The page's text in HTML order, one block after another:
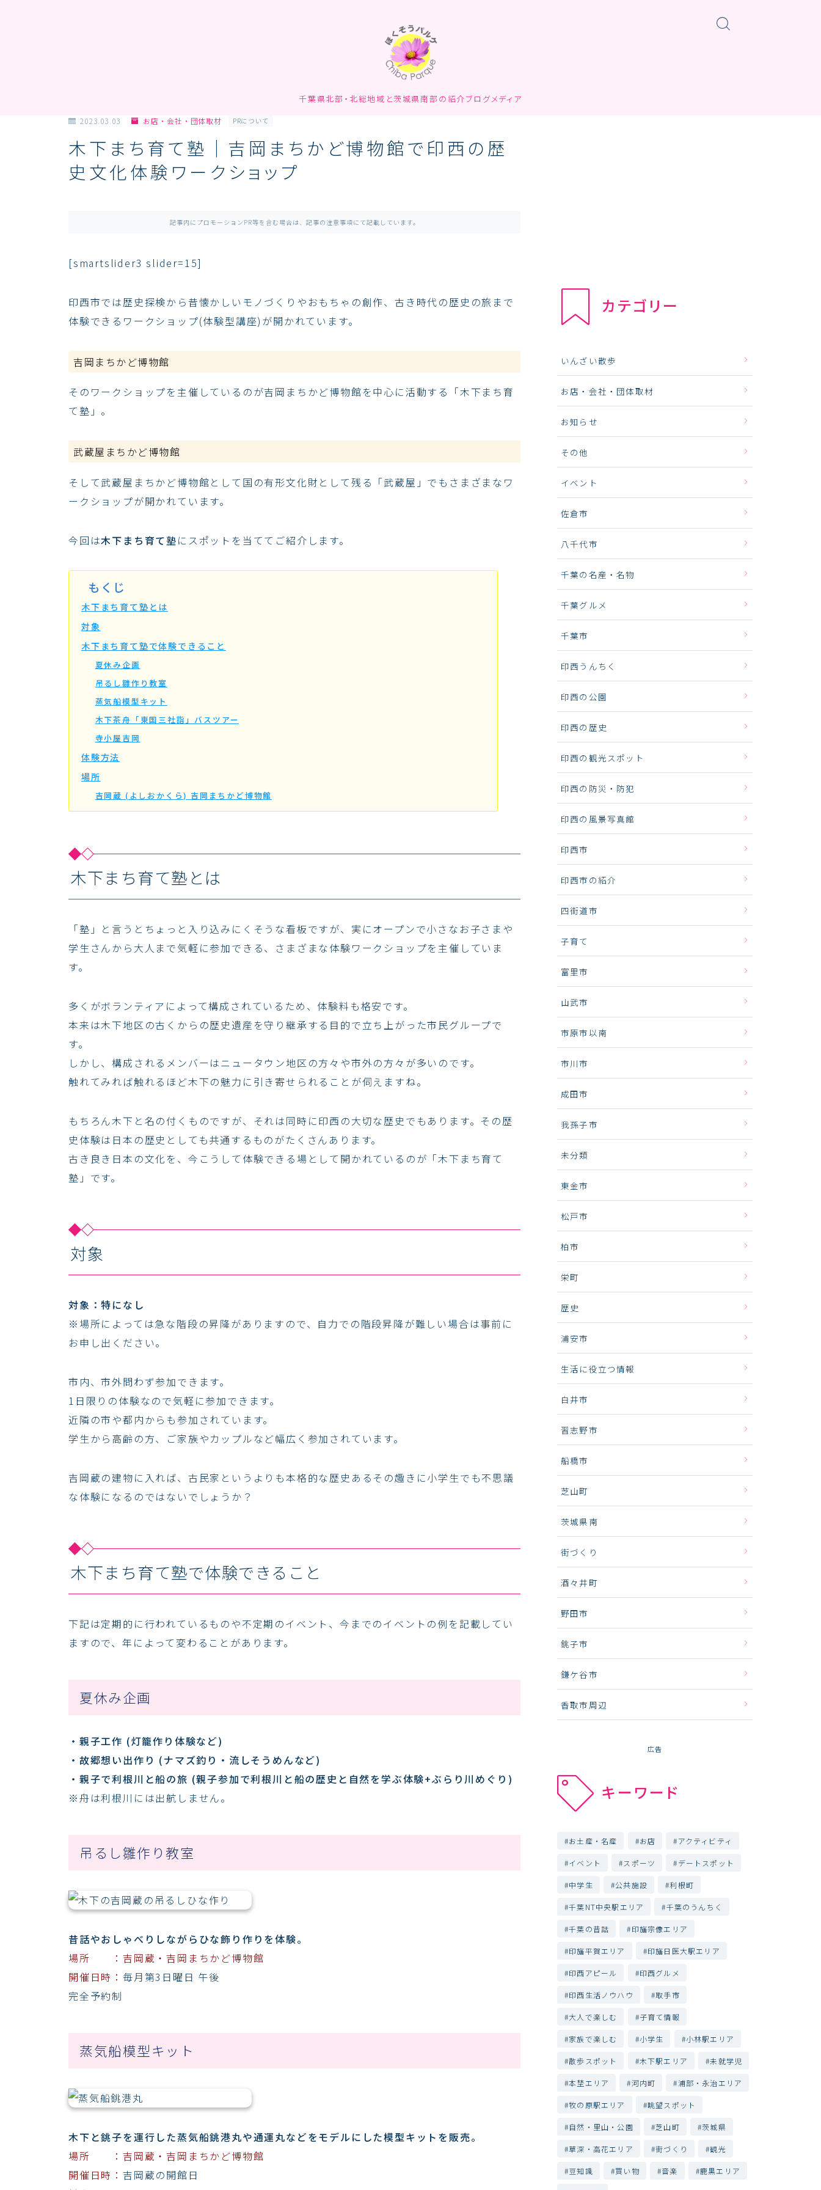
千葉県北部・北総地域と茨城県南部の紹介ブログメディア
2023.03.03 お店・会社・団体取材 PRについて
木下まち育て塾｜吉岡まちかど博物館で印西の歴
史文化体験ワークショップ
記事内にプロモーションPR等を含む場合は、記事の注意事項にて記載しています。
[smartslider3 slider=15]
印西市では歴史探検から昔懐かしいモノづくりやおもちゃの創作、古き時代の歴史の旅まで
体験できるワークショップ(体験型講座)が開かれています。
吉岡まちかど博物館
そのワークショップを主催しているのが吉岡まちかど博物館を中心に活動する「木下まち育
て塾」。
武蔵屋まちかど博物館
そして武蔵屋まちかど博物館として国の有形文化財として残る「武蔵屋」でもさまざまなワ
ークショップが開かれています。
今回は木下まち育て塾にスポットを当ててご紹介します。
もくじ
木下まち育て塾とは
対象
木下まち育て塾で体験できること
夏休み企画
吊るし雛作り教室
蒸気船模型キット
木下茶舟「東国三社詣」バスツアー
寺小屋吉岡
体験方法
場所
吉岡蔵 (よしおかくら) 吉岡まちかど博物館
木下まち育て塾とは
「塾」と言うとちょっと入り込みにくそうな看板ですが、実にオープンで小さなお子さまや
学生さんから大人まで気軽に参加できる、さまざまな体験ワークショップを主催していま
す。
多くがボランティアによって構成されているため、体験料も格安です。
本来は木下地区の古くからの歴史遺産を守り継承する目的で立ち上がった市民グループで
す。
しかし、構成されるメンバーはニュータウン地区の方々や市外の方々が多いのです。
触れてみれば触れるほど木下の魅力に引き寄せられることが伺えますね。
もちろん木下と名の付くものですが、それは同時に印西の大切な歴史でもあります。その歴
史体験は日本の歴史としても共通するものがたくさんあります。
古き良き日本の文化を、今こうして体験できる場として開かれているのが「木下まち育て
塾」です。
対象
対象：特になし
※場所によっては急な階段の昇降がありますので、自力での階段昇降が難しい場合は事前に
お申し出ください。
市内、市外問わず参加できます。
1日限りの体験なので気軽に参加できます。
近隣の市や都内からも参加されています。
学生から高齢の方、ご家族やカップルなど幅広く参加されています。
吉岡蔵の建物に入れば、古民家というよりも本格的な歴史あるその趣きに小学生でも不思議
な体験になるのではないでしょうか？
木下まち育て塾で体験できること
下記は定期的に行われているものや不定期のイベント、今までのイベントの例を記載してい
ますので、年によって変わることがあります。
夏休み企画
・親子工作 (灯籠作り体験など)
・故郷想い出作り (ナマズ釣り・流しそうめんなど)
・親子で利根川と船の旅 (親子参加で利根川と船の歴史と自然を学ぶ体験+ぶらり川めぐり)
※舟は利根川には出航しません。
吊るし雛作り教室
昔話やおしゃべりしながらひな飾り作りを体験。
場所 ：吉岡蔵・吉岡まちかど博物館
開催日時： 毎月第3日曜日 午後
完全予約制
蒸気船模型キット
木下と銚子を運行した蒸気船銚港丸や通運丸などをモデルにした模型キットを販売。
場所 ：吉岡蔵・吉岡まちかど博物館
開催日時： 吉岡蔵の開館日
カテゴリー
いんざい散歩
お店・会社・団体取材
お知らせ
その他
イベント
佐倉市
八千代市
千葉の名産・名物
千葉グルメ
千葉市
印西うんちく
印西の公園
印西の歴史
印西の観光スポット
印西の防災・防犯
印西の風景写真館
印西市
印西市の紹介
四街道市
子育て
富里市
山武市
市原市以南
市川市
成田市
我孫子市
未分類
東金市
松戸市
柏市
栄町
歴史
浦安市
生活に役立つ情報
白井市
習志野市
船橋市
芝山町
茨城県南
街づくり
酒々井町
野田市
銚子市
鎌ケ谷市
香取市周辺
広告
キーワード
お土産・名産 お店 アクティビティ
イベント スポーツ デートスポット
中学生 公共施設 利根町
千葉NT中央駅エリア 千葉のうんちく
千葉の昔話 印旛宗像エリア
印旛平賀エリア 印旛日医大駅エリア
印西アピール 印西グルメ
印西生活ノウハウ 取手市
大人で楽しむ 子育て情報
家族で楽しむ 小学生 小林駅エリア
散歩スポット 木下駅エリア 未就学児
本埜エリア 河内町 浦部・永治エリア
牧の原駅エリア 眺望スポット
自然・里山・公園 芝山町 茨城県
草深・高花エリア 街づくり 観光
豆知識 買い物 音楽 鹿黒エリア